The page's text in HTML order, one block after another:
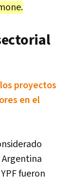
proyectos
en el
fueron